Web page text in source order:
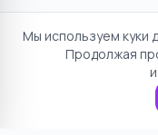
Мы используем куки
Продолжая